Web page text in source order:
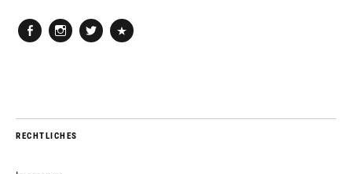
RECHTLICHES